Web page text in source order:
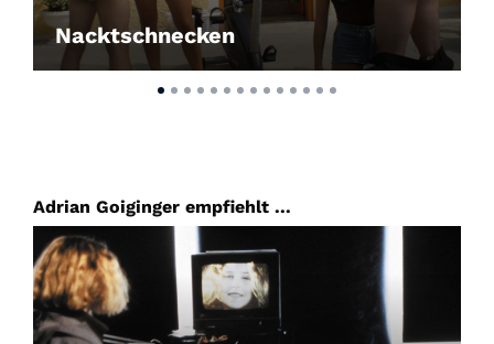
Nacktschnecken
Adrian Goiginger empfiehlt ...